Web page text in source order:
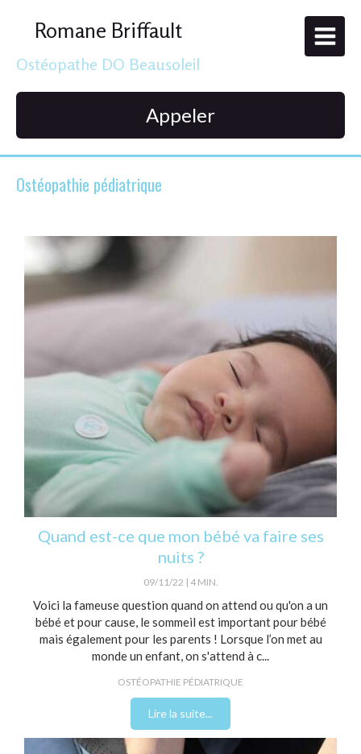
Romane Briffault
Ostéopathe DO Beausoleil
Appeler
Ostéopathie pédiatrique
Quand est-ce que mon bébé va faire ses
nuits ?
09/11/22 4 MIN.
Voici la fameuse question quand on attend ou qu'on a un
bébé et pour cause, le sommeil est important pour bébé
mais également pour les parents ! Lorsque l’on met au
monde un enfant, on s'attend à c...
OSTÉOPATHIE PÉDIATRIQUE
Lire la suite...